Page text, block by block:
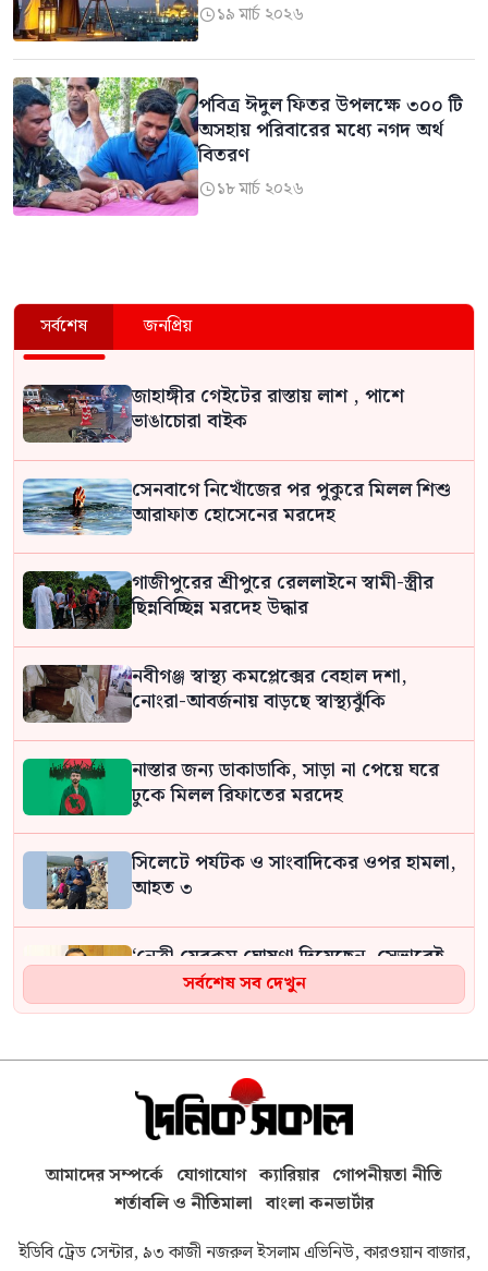
১৯ মার্চ ২০২৬
পবিত্র ঈদুল ফিতর উপলক্ষে ৩০০ টি
অসহায় পরিবারের মধ্যে নগদ অর্থ
বিতরণ
১৮ মার্চ ২০২৬
সর্বশেষ জনপ্রিয়
জাহাঙ্গীর গেইটের রাস্তায় লাশ , পাশে
ভাঙাচোরা বাইক
সেনবাগে নিখোঁজের পর পুকুরে মিলল শিশু
আরাফাত হোসেনের মরদেহ
গাজীপুরের শ্রীপুরে রেললাইনে স্বামী-স্ত্রীর
ছিন্নবিচ্ছিন্ন মরদেহ উদ্ধার
নবীগঞ্জ স্বাস্থ্য কমপ্লেক্সের বেহাল দশা,
নোংরা-আবর্জনায় বাড়ছে স্বাস্থ্যঝুঁকি
নাস্তার জন্য ডাকাডাকি, সাড়া না পেয়ে ঘরে
ঢুকে মিলল রিফাতের মরদেহ
সিলেটে পর্যটক ও সাংবাদিকের ওপর হামলা,
আহত ৩
‘নেত্রী যেরকম ঘোষণা দিয়েছেন, সেভাবেই
আমরাও দেশে ফিরে গিয়ে বিচারের মুখোমুখি
হতে প্রস্তুত: আসাদুজ্জামান খান কামাল
দায়িত্ব গ্রহণের পর আগামীকাল প্রথমবারের
মতো চট্টগ্রাম সফরে যাচ্ছেন প্রধানমন্ত্রী
তারেক রহমান
ইরানের জাতীয় ঐক্য ও প্রতিরোধ ক্ষমতার
কারণে যুক্তরাষ্ট্রের কোনো পরিকল্পনা
সর্বশেষ সব দেখুন
আমাদের সম্পর্কে যোগাযোগ ক্যারিয়ার গোপনীয়তা নীতি
শর্তাবলি ও নীতিমালা বাংলা কনভার্টার
ইডিবি ট্রেড সেন্টার, ৯৩ কাজী নজরুল ইসলাম এভিনিউ, কারওয়ান বাজার,